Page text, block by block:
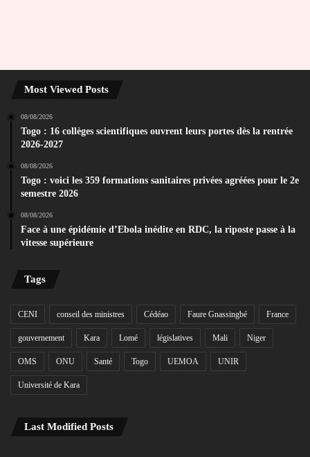
Most Viewed Posts
08/08/2026
Togo : 16 collèges scientifiques ouvrent leurs portes dès la rentrée
2026-2027
08/08/2026
Togo : voici les 359 formations sanitaires privées agréées pour le 2e
semestre 2026
08/08/2026
Face à une épidémie d’Ebola inédite en RDC, la riposte passe à la
vitesse supérieure
Tags
CENI conseil des ministres Cédéao Faure Gnassingbé France
gouvernement Kara Lomé législatives Mali Niger
OMS ONU Santé Togo UEMOA UNIR
Université de Kara
Last Modified Posts